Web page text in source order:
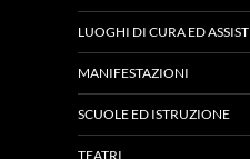
LUOGHI DI CURA ED
MANIFESTAZIONI
SCUOLE ED ISTRUZIONE
TEATRI